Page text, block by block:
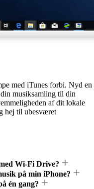
med iTunes forbi. Nyd en
musiksamling til din
af dit lokale
hej til ubesværet
Wi-Fi Drive?
på min iPhone?
én gang?